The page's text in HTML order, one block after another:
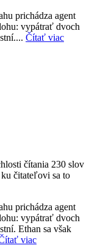
prichádza agent
vypátrať dvoch
Čítať viac
čítania 230 slov
čitateľovi sa to
prichádza agent
vypátrať dvoch
Ethan sa však
viac